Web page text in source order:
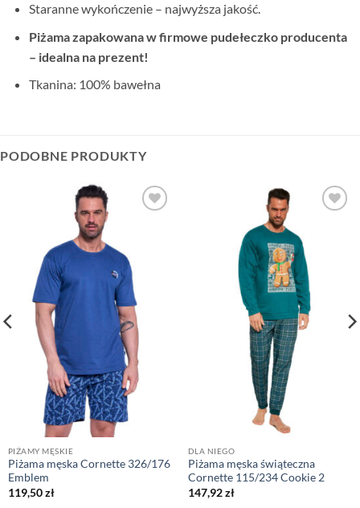
Staranne wykończenie – najwyższa jakość.
Piżama zapakowana w firmowe pudełeczko producenta
– idealna na prezent!
Tkanina: 100% bawełna
PODOBNE PRODUKTY
PIŻAMY MĘSKIE
Piżama męska Cornette 326/176
Emblem
119,50zł
DLA NIEGO
Piżama męska świąteczna
Cornette 115/234 Cookie 2
147,92zł